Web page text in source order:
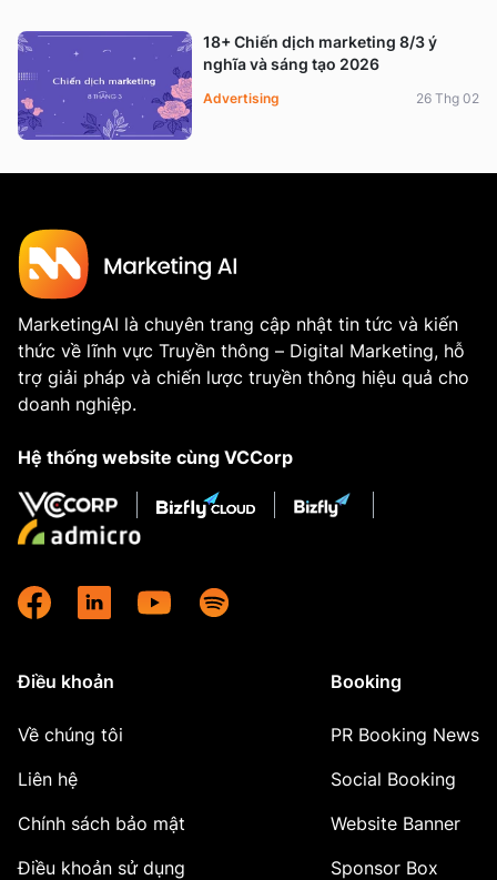
18+ Chiến dịch marketing 8/3 ý
nghĩa và sáng tạo 2026
Advertising 26 Thg 02
MarketingAI là chuyên trang cập nhật tin tức và kiến
thức về lĩnh vực Truyền thông – Digital Marketing, hỗ
trợ giải pháp và chiến lược truyền thông hiệu quả cho
doanh nghiệp.
Hệ thống website cùng VCCorp
Điều khoản
Về chúng tôi
Liên hệ
Chính sách bảo mật
Điều khoản sử dụng
Booking
PR Booking News
Social Booking
Website Banner
Sponsor Box